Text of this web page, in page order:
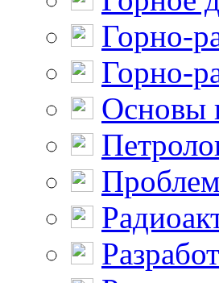
Горно-
Горно-
Основы